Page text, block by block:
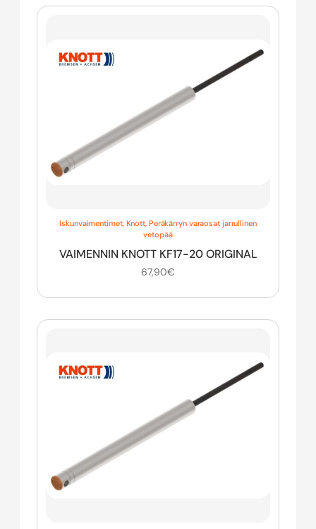
Iskunvaimentimet, Knott, Peräkärryn varaosat jarrullinen
vetopää
VAIMENNIN KNOTT KF17-20 ORIGINAL
67,90€